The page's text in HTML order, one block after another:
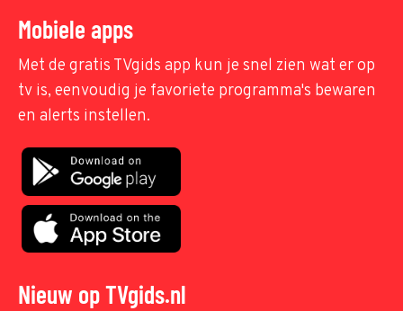
Mobiele apps
Met de gratis TVgids app kun je snel zien wat er op
tv is, eenvoudig je favoriete programma's bewaren
en alerts instellen.
Nieuw op TVgids.nl